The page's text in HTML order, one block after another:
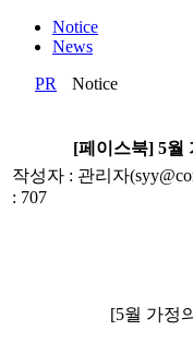
Notice
News
PR
Notice
[페이스북] 5월
작성자 : 관리자
: 707
[5월 가정